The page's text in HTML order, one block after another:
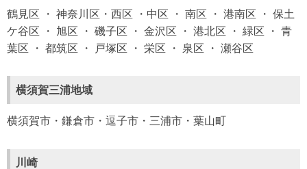
鶴見区 ・ 神奈川区・西区 ・中区 ・ 南区 ・ 港南区 ・ 保土
ケ谷区 ・ 旭区 ・ 磯子区 ・ 金沢区 ・ 港北区 ・ 緑区 ・ 青
葉区 ・ 都筑区 ・ 戸塚区 ・ 栄区 ・ 泉区 ・ 瀬谷区
横須賀三浦地域
横須賀市・鎌倉市・逗子市・三浦市・葉山町
川崎